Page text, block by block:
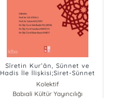
Sîretin Kur’ân, Sünnet ve
Hadis İle İlişkisi;Siret-Sünnet
Külliyatı - 1
Kolektif
Babıali Kültür Yayıncılığı